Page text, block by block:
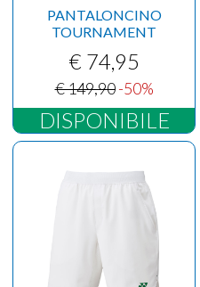
PANTALONCINO
TOURNAMENT
€ 74,95
€ 149,90 -50%
DISPONIBILE